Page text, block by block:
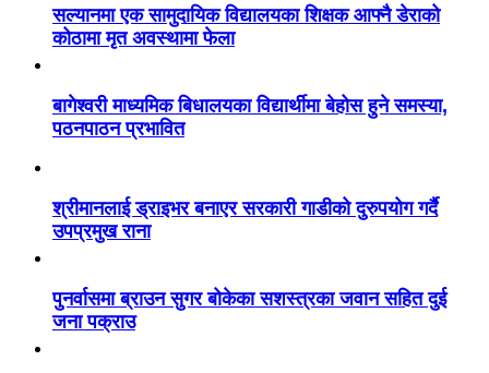
सल्यानमा एक सामुदायिक विद्यालयका शिक्षक आफ्नै डेराको
कोठामा मृत अवस्थामा फेला
बागेश्वरी माध्यमिक बिधालयका विद्यार्थीमा बेहोस हुने समस्या,
पठनपाठन प्रभावित
श्रीमानलाई ड्राइभर बनाएर सरकारी गाडीको दुरुपयोग गर्दै
उपप्रमुख राना
पुनर्वासमा ब्राउन सुगर बोकेका सशस्त्रका जवान सहित दुई
जना पक्राउ